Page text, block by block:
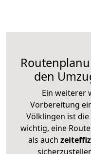
den
Ein weiterer
Vorbereitung
Völklingen ist die
wichtig, eine
als auch